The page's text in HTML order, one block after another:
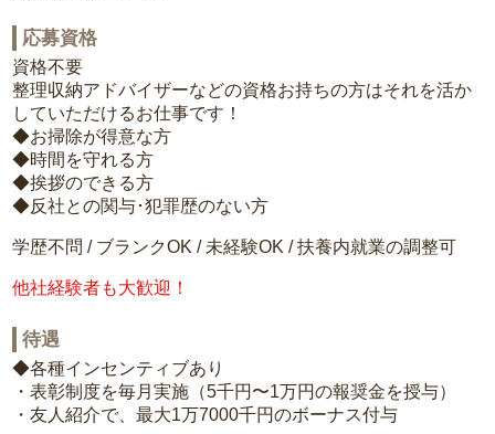
応募資格
資格不要
整理収納アドバイザーなどの資格お持ちの方はそれを活か
していただけるお仕事です！
◆お掃除が得意な方
◆時間を守れる方
◆挨拶のできる方
◆反社との関与･犯罪歴のない方
学歴不問 / ブランクOK / 未経験OK / 扶養内就業の調整可
他社経験者も大歓迎！
待遇
◆各種インセンティブあり
・表彰制度を毎月実施（5千円〜1万円の報奨金を授与）
・友人紹介で、最大1万7000千円のボーナス付与